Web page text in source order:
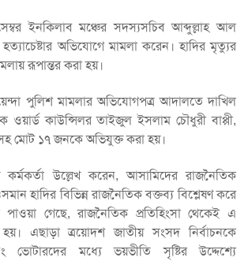
ইনকিলাব মঞ্চের সদস্যসচিব আব্দুল্লাহ আল
অভিযোগে মামলা করেন। হাদির মৃত্যুর
রূপান্তর করা হয়।
পুলিশ মামলার অভিযোগপত্র আদালতে দাখিল
ওয়ার্ড কাউন্সিলর তাইজুল ইসলাম চৌধুরী বাপ্পী,
মোট ১৭ জনকে অভিযুক্ত করা হয়।
কর্মকর্তা উল্লেখ করেন, আসামিদের রাজনৈতিক
হাদির বিভিন্ন রাজনৈতিক বক্তব্য বিশ্লেষণ করে
পাওয়া গেছে, রাজনৈতিক প্রতিহিংসা থেকেই এ
হয়। এছাড়া ত্রয়োদশ জাতীয় সংসদ নির্বাচনকে
ভোটারদের মধ্যে ভয়ভীতি সৃষ্টির উদ্দেশ্যে